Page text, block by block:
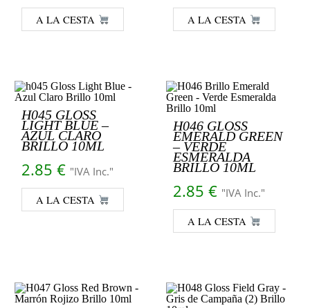
A LA CESTA A LA CESTA
H045 GLOSS
LIGHT BLUE –
AZUL CLARO
BRILLO 10ML
2.85 € "IVA Inc."
A LA CESTA
H046 GLOSS
EMERALD GREEN
– VERDE
ESMERALDA
BRILLO 10ML
2.85 € "IVA Inc."
A LA CESTA